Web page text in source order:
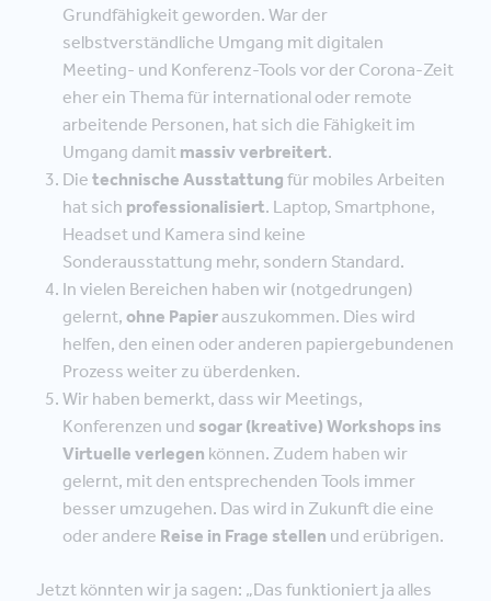
Grundfähigkeit geworden. War der
selbstverständliche Umgang mit digitalen
Meeting- und Konferenz-Tools vor der Corona-Zeit
eher ein Thema für international oder remote
arbeitende Personen, hat sich die Fähigkeit im
Umgang damit massiv verbreitert.
Die technische Ausstattung für mobiles Arbeiten
hat sich professionalisiert. Laptop, Smartphone,
Headset und Kamera sind keine
Sonderausstattung mehr, sondern Standard.
In vielen Bereichen haben wir (notgedrungen)
gelernt, ohne Papierauszukommen. Dies wird
helfen, den einen oder anderen papiergebundenen
Prozess weiter zu überdenken.
Wir haben bemerkt, dass wir Meetings,
Konferenzen und sogar (kreative) Workshops ins
Virtuelle verlegen können. Zudem haben wir
gelernt, mit den entsprechenden Tools immer
besser umzugehen. Das wird in Zukunft die eine
oder andere Reise in Frage stellen und erübrigen.
Jetzt könnten wir ja sagen: „Das funktioniert ja alles